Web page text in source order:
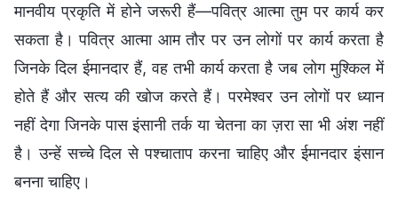
मानवीय प्रकृति में होने जरूरी हैं—पवित्र आत्मा तुम पर कार्य कर
सकता है। पवित्र आत्मा आम तौर पर उन लोगों पर कार्य करता है
जिनके दिल ईमानदार हैं, वह तभी कार्य करता है जब लोग मुश्किल में
होते हैं और सत्य की खोज करते हैं। परमेश्वर उन लोगों पर ध्यान
नहीं देगा जिनके पास इंसानी तर्क या चेतना का ज़रा सा भी अंश नहीं
है। उन्हें सच्चे दिल से पश्चाताप करना चाहिए और ईमानदार इंसान
बनना चाहिए।